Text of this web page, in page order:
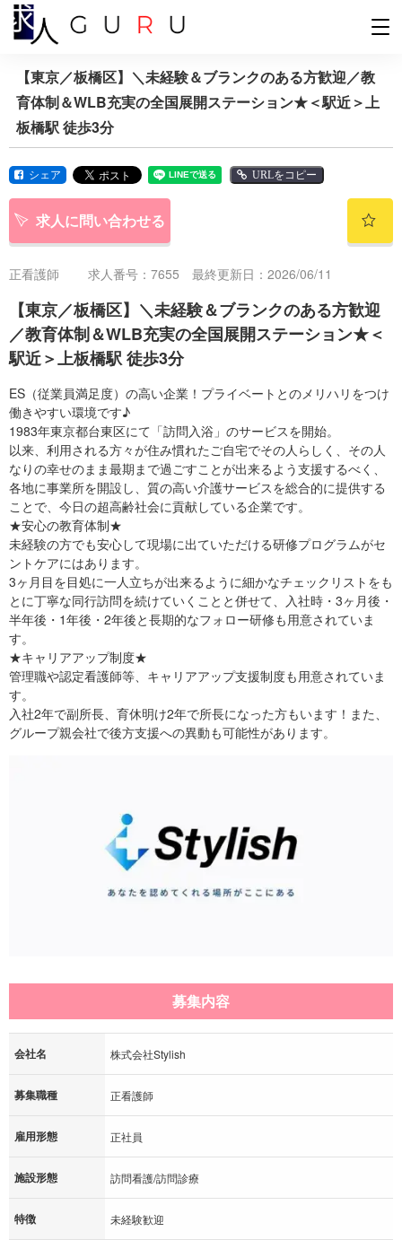
【東京／板橋区】＼未経験＆ブランクのある方歓迎／教
育体制＆WLB充実の全国展開ステーション★＜駅近＞上
板橋駅 徒歩3分
シェア URLをコピー
求人に問い合わせる
正看護師 求人番号：7655 最終更新日：2026/06/11
【東京／板橋区】＼未経験＆ブランクのある方歓迎
／教育体制＆WLB充実の全国展開ステーション★＜
駅近＞上板橋駅 徒歩3分
ES（従業員満足度）の高い企業！プライベートとのメリハリをつけ
働きやすい環境です♪
1983年東京都台東区にて「訪問入浴」のサービスを開始。
以来、利用される方々が住み慣れたご自宅でその人らしく、その人
なりの幸せのまま最期まで過ごすことが出来るよう支援するべく、
各地に事業所を開設し、質の高い介護サービスを総合的に提供する
ことで、今日の超高齢社会に貢献している企業です。
★安心の教育体制★
未経験の方でも安心して現場に出ていただける研修プログラムがセ
ントケアにはあります。
3ヶ月目を目処に一人立ちが出来るように細かなチェックリストをも
とに丁寧な同行訪問を続けていくことと併せて、入社時・3ヶ月後・
半年後・1年後・2年後と長期的なフォロー研修も用意されていま
す。
★キャリアアップ制度★
管理職や認定看護師等、キャリアアップ支援制度も用意されていま
す。
入社2年で副所長、育休明け2年で所長になった方もいます！また、
グループ親会社で後方支援への異動も可能性があります。
募集内容
会社名 株式会社Stylish
募集職種 正看護師
雇用形態 正社員
施設形態 訪問看護/訪問診療
特徴 未経験歓迎